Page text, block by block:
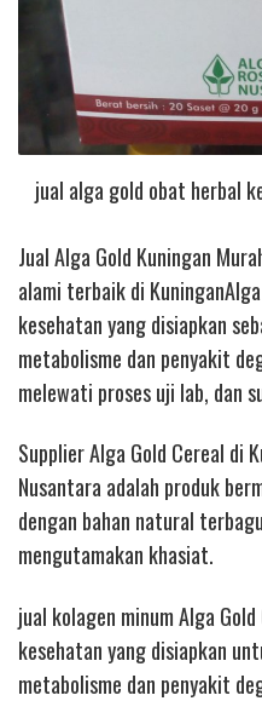
jual alga gold obat herbal
Jual Alga Gold Kuningan
alami terbaik di
kesehatan yang disiapkan
metabolisme dan penyakit
melewati proses uji lab, dan
Supplier Alga Gold Cereal di
Nusantara adalah produk
dengan bahan natural
mengutamakan khasiat.
jual kolagen minumAlga
kesehatan yang disiapkan
metabolisme dan penyakit